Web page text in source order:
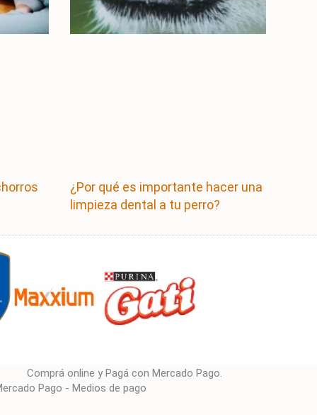
¿Por qué es importante hacer una
limpieza dental a tu perro?
Comprá online y Pagá con Mercado Pago.